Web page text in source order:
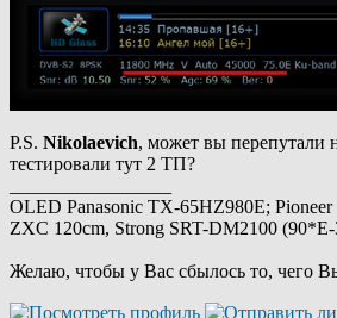
P.S. Nikolaevich, может вы перепутали
тестировали тут 2 ТП?
OLED Panasonic TX-65HZ980E;
ZXC 120cm, Strong SRT-DM2100
Желаю, чтобы у Вас сбылось то, чего